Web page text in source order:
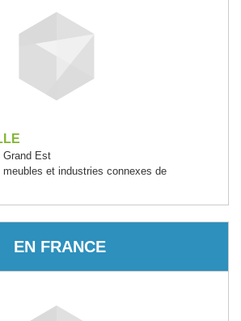
Grand Est
meubles et industries connexes de
EN FRANCE